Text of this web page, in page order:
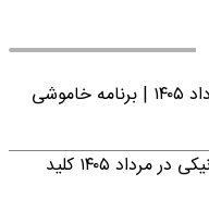
جدول قطعی برق کرمان روز شنبه ۱۷ مرداد ۱۴۰۵ | برنامه خاموشی
خبر فوری؛ افزایش اعتبار کالابرگ الکترونیکی در مرداد ۱۴۰۵ کلید